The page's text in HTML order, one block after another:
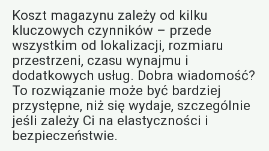
Koszt magazynu zależy od kilku
kluczowych czynników – przede
wszystkim od lokalizacji, rozmiaru
przestrzeni, czasu wynajmu i
dodatkowych usług. Dobra wiadomość?
To rozwiązanie może być bardziej
przystępne, niż się wydaje, szczególnie
jeśli zależy Ci na elastyczności i
bezpieczeństwie.